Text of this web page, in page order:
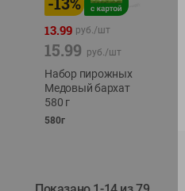
13.99 руб./шт
15.99 руб./шт
Набор пирожных
Медовый бархат
580 г
580г